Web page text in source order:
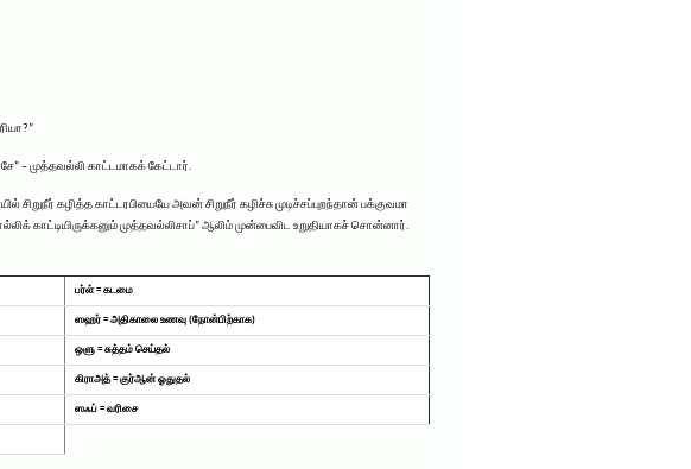
– முத்தவல்லி காட்டமாகக் கேட்டார்.
கழித்த காட்டரபியையே அவன் சிறுநீர் கழிச்சு முடிச்சப்புறந்தான் பக்குவமா
காட்டியிருக்கனும் முத்தவல்லிசாப்” ஆலிம் முன்பைவிட உறுதியாகச் சொன்னார்.
பர்ள் = கடமை
ஸஹர் = அதிகாலை உணவு (நோன்பிற்காக)
ஒளு = சுத்தம் செய்தல்
கிராஅத் = குர்ஆன் ஓதுதல்
ஸஃப் = வரிசை